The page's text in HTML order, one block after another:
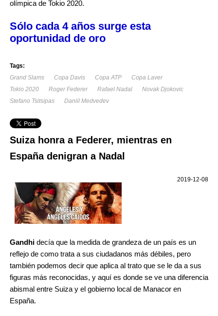
olímpica de Tokio 2020.
Sólo cada 4 años surge esta
oportunidad de oro
Tags:
Grand Slams
Copa Davis Copa ATP
Copa Laver
Tokio 2020
Roger Federer Rafael Nadal
Novak Djokovic
Stefano Tsitsipas
Daniil Medvedev
Suiza honra a Federer, mientras en
España denigran a Nadal
2019-12-08
Gandhi decía que la medida de grandeza de un país es un
reflejo de como trata a sus ciudadanos más débiles, pero
también podemos decir que aplica al trato que se le da a sus
figuras más reconocidas, y aquí es donde se ve una diferencia
abismal entre Suiza y el gobierno local de Manacor en
España.